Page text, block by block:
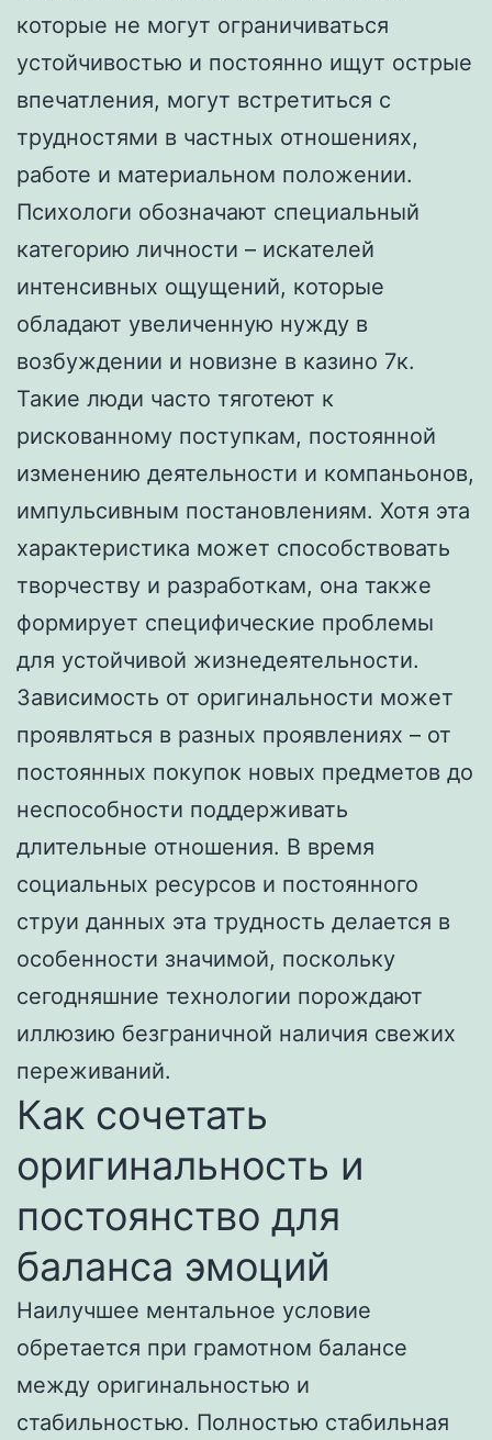
которые не могут ограничиваться
устойчивостью и постоянно ищут острые
впечатления, могут встретиться с
трудностями в частных отношениях,
работе и материальном положении.
Психологи обозначают специальный
категорию личности – искателей
интенсивных ощущений, которые
обладают увеличенную нужду в
возбуждении и новизне в казино 7к.
Такие люди часто тяготеют к
рискованному поступкам, постоянной
изменению деятельности и компаньонов,
импульсивным постановлениям. Хотя эта
характеристика может способствовать
творчеству и разработкам, она также
формирует специфические проблемы
для устойчивой жизнедеятельности.
Зависимость от оригинальности может
проявляться в разных проявлениях – от
постоянных покупок новых предметов до
неспособности поддерживать
длительные отношения. В время
социальных ресурсов и постоянного
струи данных эта трудность делается в
особенности значимой, поскольку
сегодняшние технологии порождают
иллюзию безграничной наличия свежих
переживаний.
Как сочетать
оригинальность и
постоянство для
баланса эмоций
Наилучшее ментальное условие
обретается при грамотном балансе
между оригинальностью и
стабильностью. Полностью стабильная